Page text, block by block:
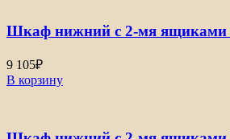
11
Шкаф нижний с 2-мя ящиками
9 105₽
В корзину